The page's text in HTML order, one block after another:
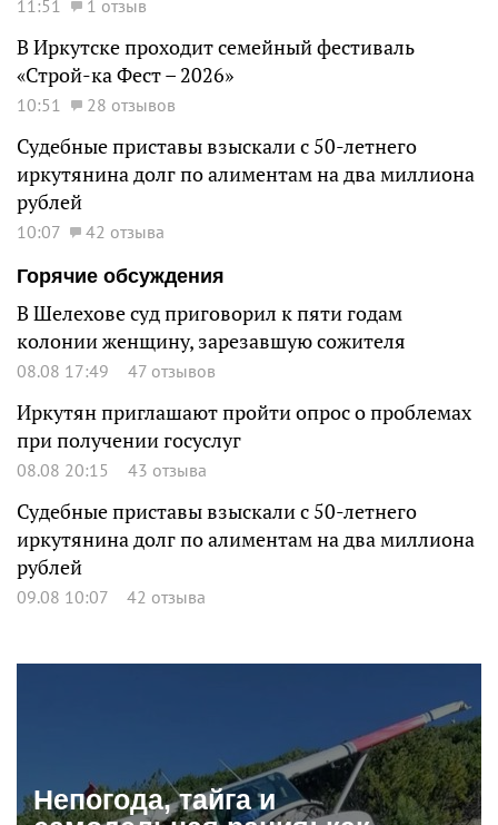
11:51 1 отзыв
В Иркутске проходит семейный фестиваль
«Строй-ка Фест – 2026»
10:51 28 отзывов
Судебные приставы взыскали с 50-летнего
иркутянина долг по алиментам на два миллиона
рублей
10:07
42 отзыва
Горячие обсуждения
В Шелехове суд приговорил к пяти годам
колонии женщину, зарезавшую сожителя
08.08 17:49 47 отзывов
Иркутян приглашают пройти опрос о проблемах
при получении госуслуг
08.08 20:15 43 отзыва
Судебные приставы взыскали с 50-летнего
иркутянина долг по алиментам на два миллиона
рублей
09.08 10:07 42 отзыва
Непогода, тайга и